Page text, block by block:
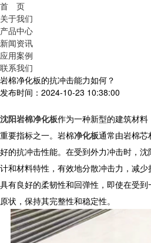
首 页
关于我们
产品中心
新闻资讯
应用案例
联系我们
岩棉净化板的抗冲击能力如何？
发布时间：2024-10-23 10:38:00
沈阳岩棉净化板作为一种新型的建筑材
重要指标之一。岩棉净化板通常由岩棉芯
好的抗冲击性能。在受到外力冲击时，沈
计和材料特性，有效地分散冲击力，减
具有良好的柔韧性和回弹性，即使在受
原状，保持其完整性和稳定性。